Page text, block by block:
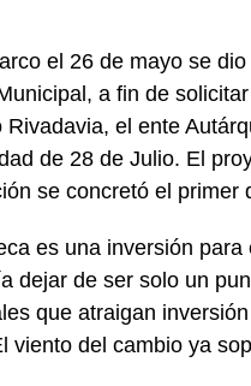
el 26 de mayo se
a fin de
Rivadavia, el ente
de 28 de Julio. El
se concretó el primer
es una inversión
dejar de ser solo un
que atraigan
viento del cambio ya